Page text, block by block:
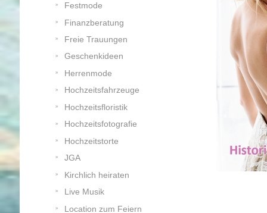
Festmode
Finanzberatung
Freie Trauungen
Geschenkideen
Herrenmode
Hochzeitsfahrzeuge
Hochzeitsfloristik
Hochzeitsfotografie
Hochzeitstorte
JGA
Kirchlich heiraten
Live Musik
Location zum Feiern